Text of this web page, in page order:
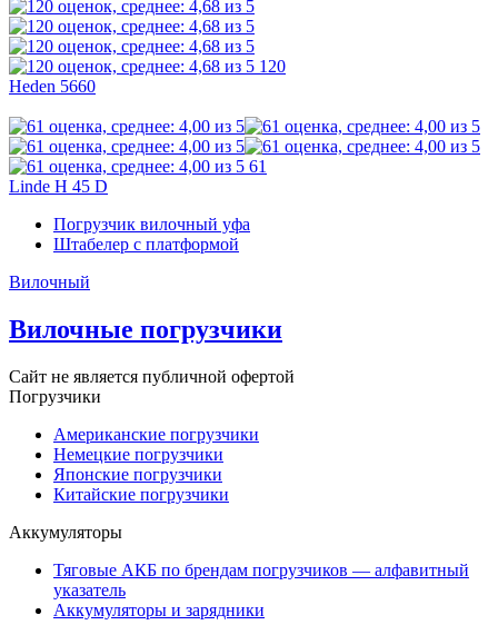
120
Heden 5660
61
Linde H 45 D
Погрузчик вилочный уфа
Штабелер с платформой
Вилочный
Вилочные погрузчики
Сайт не является публичной офертой
Погрузчики
Американские погрузчики
Немецкие погрузчики
Японские погрузчики
Китайские погрузчики
Аккумуляторы
Тяговые АКБ по брендам погрузчиков — алфавитный
указатель
Аккумуляторы и зарядники